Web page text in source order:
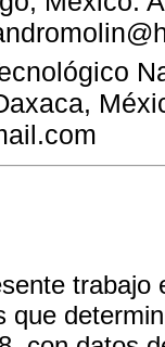
trabajo
que